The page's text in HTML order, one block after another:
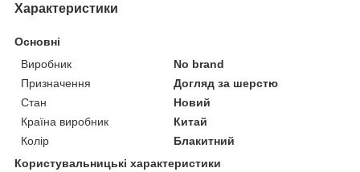
Характеристики
Основні
Виробник
No brand
Призначення
Догляд за шерстю
Стан
Новий
Країна виробник
Китай
Колір
Блакитний
Користувальницькі характеристики